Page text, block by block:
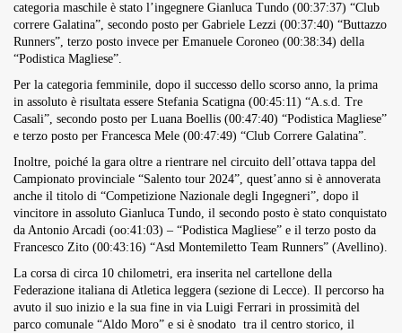
categoria maschile è stato l’ingegnere Gianluca Tundo (00:37:37) “Club
correre Galatina”, secondo posto per Gabriele Lezzi (00:37:40) “Buttazzo
Runners”, terzo posto invece per Emanuele Coroneo (00:38:34) della
“Podistica Magliese”.
Per la categoria femminile, dopo il successo dello scorso anno, la prima
in assoluto è risultata essere Stefania Scatigna (00:45:11) “A.s.d. Tre
Casali”, secondo posto per Luana Boellis (00:47:40) “Podistica Magliese”
e terzo posto per Francesca Mele (00:47:49) “Club Correre Galatina”.
Inoltre, poiché la gara oltre a rientrare nel circuito dell’ottava tappa del
Campionato provinciale “Salento tour 2024”, quest’anno si è annoverata
anche il titolo di “Competizione Nazionale degli Ingegneri”, dopo il
vincitore in assoluto Gianluca Tundo, il secondo posto è stato conquistato
da Antonio Arcadi (oo:41:03) – “Podistica Magliese” e il terzo posto da
Francesco Zito (00:43:16) “Asd Montemiletto Team Runners” (Avellino).
La corsa di circa 10 chilometri, era inserita nel cartellone della
Federazione italiana di Atletica leggera (sezione di Lecce). Il percorso ha
avuto il suo inizio e la sua fine in via Luigi Ferrari in prossimità del
parco comunale “Aldo Moro” e si è snodato tra il centro storico, il